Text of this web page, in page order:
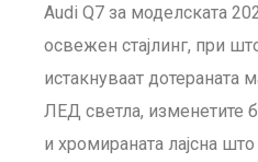
Audi Q7 за моделската
освежен стајлинг, при
истакнуваат дотераната
ЛЕД светла, изменетите
и хромираната лајсна